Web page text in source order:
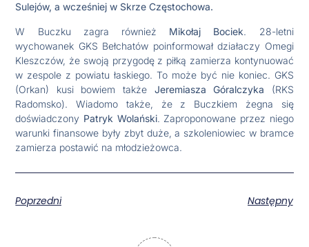
Sulejów, a wcześniej w Skrze Częstochowa.
W Buczku zagra również Mikołaj Bociek. 28-letni
wychowanek GKS Bełchatów poinformował działaczy Omegi
Kleszczów, że swoją przygodę z piłką zamierza kontynuować
w zespole z powiatu łaskiego. To może być nie koniec. GKS
(Orkan) kusi bowiem także Jeremiasza Góralczyka (RKS
Radomsko). Wiadomo także, że z Buczkiem żegna się
doświadczony Patryk Wolański. Zaproponowane przez niego
warunki finansowe były zbyt duże, a szkoleniowiec w bramce
zamierza postawić na młodzieżowca.
Poprzedni Następny